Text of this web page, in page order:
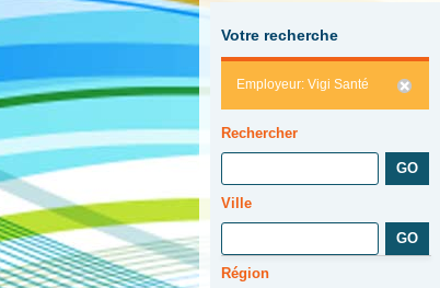
Votre recherche
Employeur: Vigi Santé
Rechercher
Ville
Région